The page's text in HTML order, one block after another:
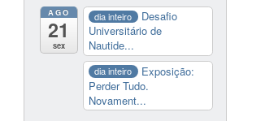
AGO
21
sex
dia inteiro
Desafio
Universitário de
Nautide...
dia inteiro
Exposição:
Perder Tudo.
Novament...